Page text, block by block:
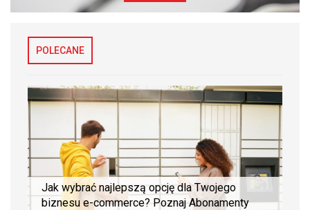
POLECANE
Jak wybrać najlepszą opcję dla Twojego
biznesu e-commerce? Poznaj Abonamenty